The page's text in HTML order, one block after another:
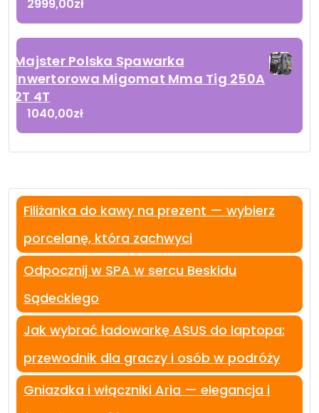
2999,00zł
Majster Polska Spawarka
Inwertorowa Migomat Mma Tig 250A
2T 4T
1040,00zł
Filiżanka do kawy na prezent — wybierz
porcelanę, która zachwyci
Odpocznij w SPA w sercu Beskidu
Sądeckiego
Jak wybrać ładowarkę ASUS do laptopa:
przewodnik dla graczy i osób w podróży
Gniazdka i włączniki Aria — elegancja i